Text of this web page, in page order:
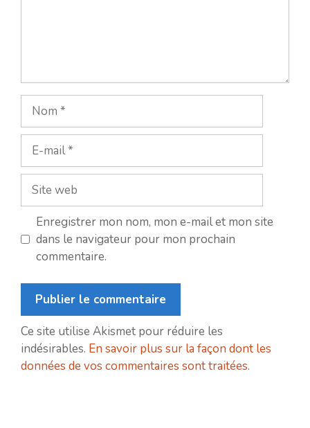
Nom
mail
Site
web
Enregistrer mon nom, mon e-mail et mon site
dans le navigateur pour mon prochain
commentaire.
Ce site utilise Akismet pour réduire les
indésirables. En savoir plus sur la façon dont les
données de vos commentaires sont traitées.